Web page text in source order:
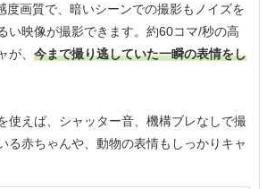
度画質で、暗いシーンでの撮影もノイズを
い映像が撮影できます。約60コマ/秒の高
が、 今まで撮り逃していた一瞬の表情をし
使えば、シャッター音、機構ブレなしで撮
る赤ちゃんや、動物の表情もしっかりキャ